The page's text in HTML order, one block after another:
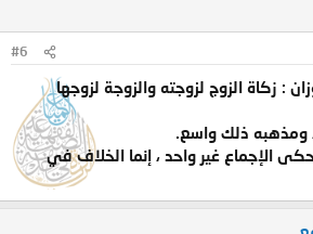
#6
: زكاة الزوج لزوجته والزوجة لزوجها
ذلك واسع.
الإجماع غير واحد ، إنما الخلاف في